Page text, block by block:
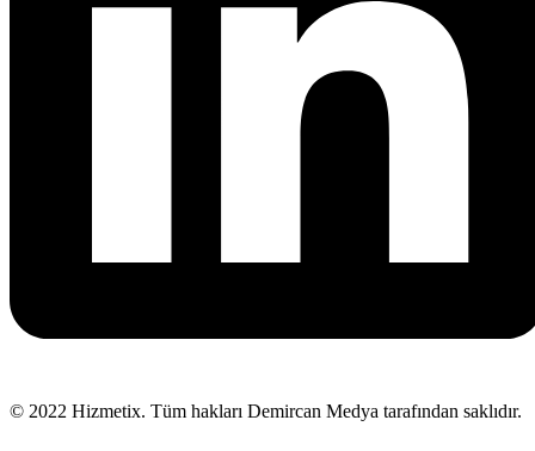
© 2022 Hizmetix. Tüm hakları Demircan Medya tarafından saklıdır.